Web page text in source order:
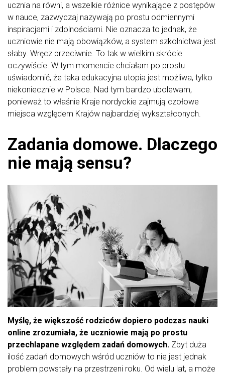
ucznia na równi, a wszelkie różnice wynikające z postępów
w nauce, zazwyczaj nazywają po prostu odmiennymi
inspiracjami i zdolnościami. Nie oznacza to jednak, że
uczniowie nie mają obowiązków, a system szkolnictwa jest
słaby. Wręcz przeciwnie. To tak w wielkim skrócie
oczywiście. W tym momencie chciałam po prostu
uświadomić, że taka edukacyjna utopia jest możliwa, tylko
niekoniecznie w Polsce. Nad tym bardzo ubolewam,
ponieważ to właśnie Kraje nordyckie zajmują czołowe
miejsca względem Krajów najbardziej wykształconych.
Zadania domowe. Dlaczego
nie mają sensu?
Myślę, że większość rodziców dopiero podczas nauki
online zrozumiała, że uczniowie mają po prostu
przechlapane względem zadań domowych. Zbyt duża
ilość zadań domowych wśród uczniów to nie jest jednak
problem powstały na przestrzeni roku. Od wielu lat, a może